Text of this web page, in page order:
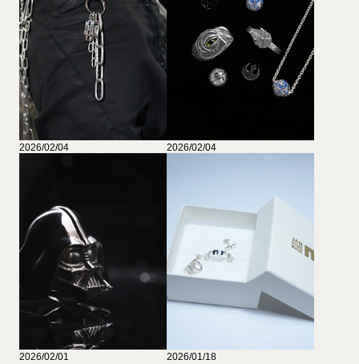
2026/02/04 2026/02/04
2026/02/01 2026/01/18